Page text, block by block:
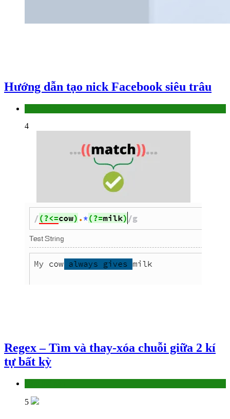
Hướng dẫn tạo nick Facebook siêu trâu
4
Regex – Tìm và thay-xóa chuỗi giữa 2 kí
tự bất kỳ
5